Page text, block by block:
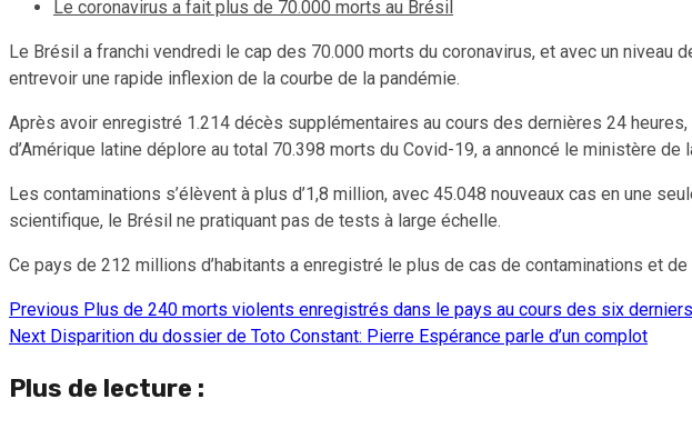
Le coronavirus a fait plus de 70.000 morts au Brésil
Le Brésil a franchi vendredi le cap des 70.000 morts du coronavirus, et avec un
entrevoir une rapide inflexion de la courbe de la pandémie.
Après avoir enregistré 1.214 décès supplémentaires au cours des dernières 24
d’Amérique latine déplore au total 70.398 morts du Covid-19, a annoncé le ministère de
Les contaminations s’élèvent à plus d’1,8 million, avec 45.048 nouveaux cas en une
scientifique, le Brésil ne pratiquant pas de tests à large échelle.
Ce pays de 212 millions d’habitants a enregistré le plus de cas de contaminations et
Continue
Reading
Previous Plus de 240 morts violents enregistrés dans le pays au cours des six
Next Disparition du dossier de Toto Constant: Pierre Espérance parle d’un complot
Plus de lecture :